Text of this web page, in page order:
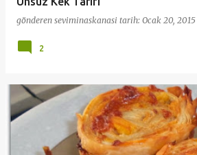
gönderen seviminaskanasi tarih: Ocak 20, 2015
2